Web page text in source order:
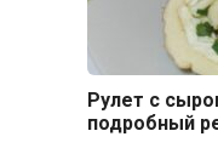
Рулет с
подробный